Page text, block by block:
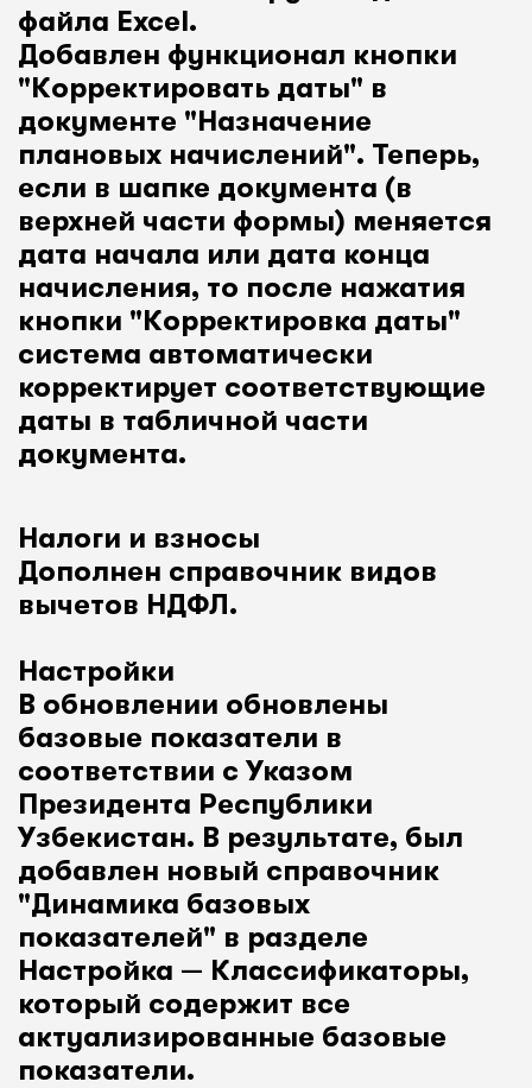
файла Excel.
Добавлен функционал кнопки
"Корректировать даты" в
документе "Назначение
плановых начислений". Теперь,
если в шапке документа (в
верхней части формы) меняется
дата начала или дата конца
начисления, то после нажатия
кнопки "Корректировка даты"
система автоматически
корректирует соответствующие
даты в табличной части
документа.
Налоги и взносы
Дополнен справочник видов
вычетов НДФЛ.
Настройки
В обновлении обновлены
базовые показатели в
соответствии с Указом
Президента Республики
Узбекистан. В результате, был
добавлен новый справочник
"Динамика базовых
показателей" в разделе
Настройка — Классификаторы,
который содержит все
актуализированные базовые
показатели.